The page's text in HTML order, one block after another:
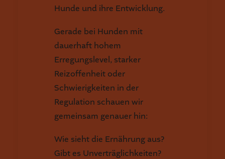
Hunde und ihre Entwicklung.
Gerade bei Hunden mit
dauerhaft hohem
Erregungslevel, starker
Reizoffenheit oder
Schwierigkeiten in der
Regulation schauen wir
gemeinsam genauer hin:
Wie sieht die Ernährung aus?
Gibt es Unverträglichkeiten?